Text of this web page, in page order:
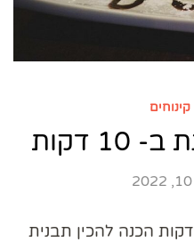
קינוחים
דקות
עוגת גבינה שמנת ב- 10 דקות הכנה להכין תבנית